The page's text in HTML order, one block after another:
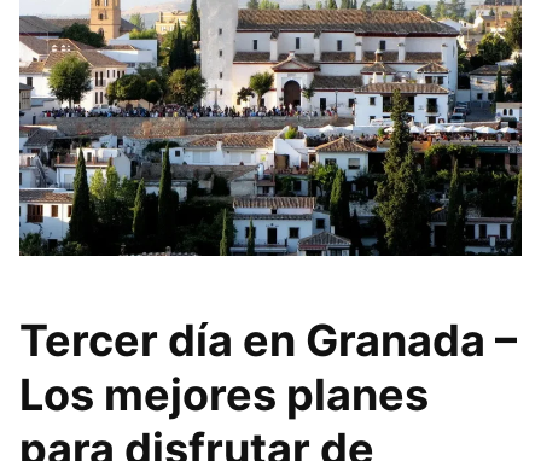
Tercer día en Granada –
Los mejores planes
para disfrutar de